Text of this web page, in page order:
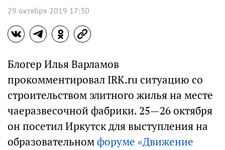
29 октября 2019 17:30
Блогер Илья Варламов
прокомментировал IRK.ru ситуацию со
строительством элитного жилья на месте
чаеразвесочной фабрики. 25—26 октября
он посетил Иркутск для выступления на
образовательномфоруме «Движение